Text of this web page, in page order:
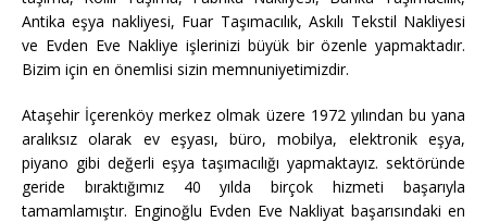
Antika eşya nakliyesi, Fuar Taşımacılık, Askılı Tekstil Nakliyesi
ve Evden Eve Nakliye işlerinizi büyük bir özenle yapmaktadır.
Bizim için en önemlisi sizin memnuniyetimizdir.
Ataşehir İçerenköy merkez olmak üzere 1972 yılından bu yana
aralıksız olarak ev eşyası, büro, mobilya, elektronik eşya,
piyano gibi değerli eşya taşımacılığı yapmaktayız. sektöründe
geride bıraktığımız 40 yılda birçok hizmeti başarıyla
tamamlamıştır. Enginoğlu Evden Eve Nakliyat başarısındaki en